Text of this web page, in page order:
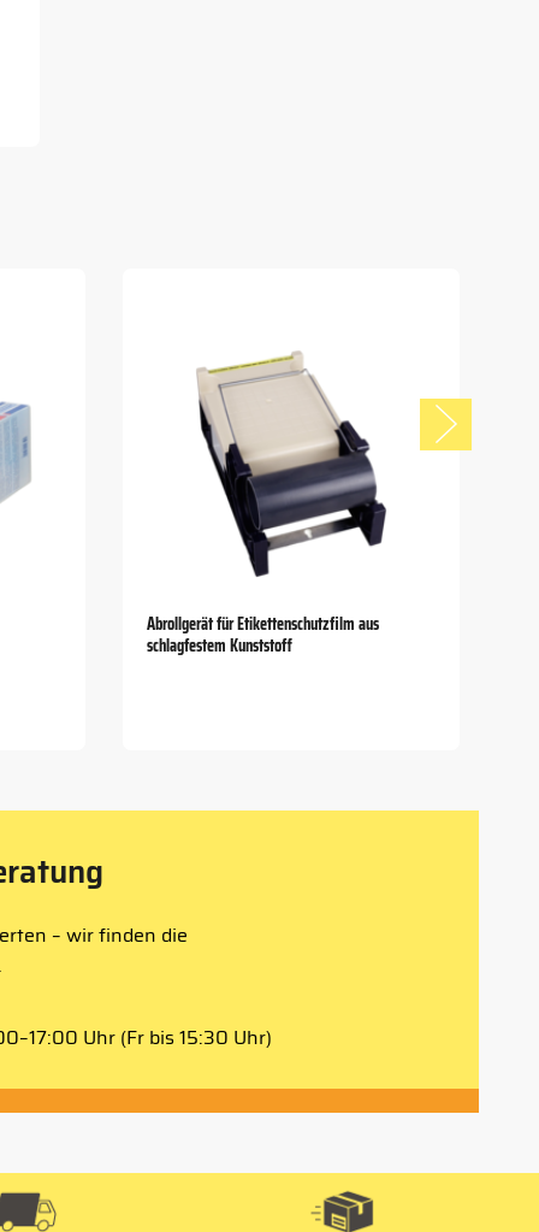
Abrollgerät für Etikettenschutzfilm aus
schlagfestem Kunststoff
– wir finden die
Uhr (Fr bis 15:30 Uhr)